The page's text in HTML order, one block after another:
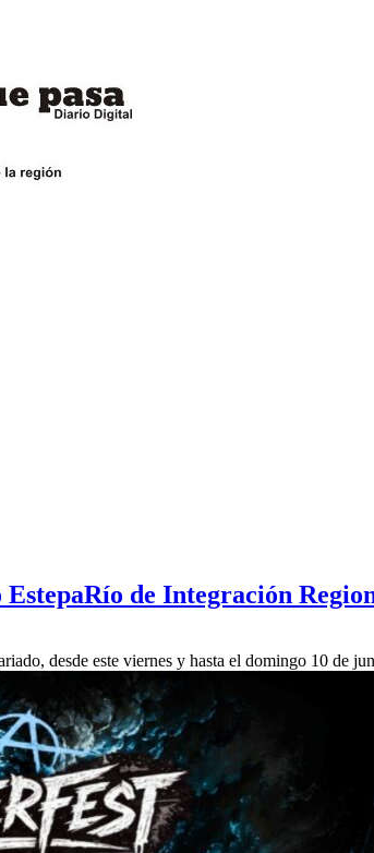
de Integración
desde este viernes y hasta el domingo 10 de